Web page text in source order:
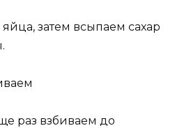
затем всыпаем сахар
раз взбиваем до